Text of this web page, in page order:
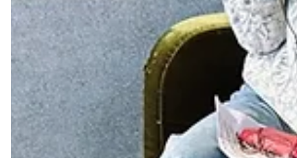
2025年9月5日
街遊公告
《門裡的說書人》系列活動｜這碗「粿」真不簡單！
大姐與社工的議題女子會
展覽中，我們把無家經驗者的飄泊旅程化成公車路線圖、用珍藏物件／手稿／
照片與文字講故事，而這次的講座裡，我們將請來展覽的其中一位「說書人」
碗粿，以及無家者社工珈羽、議題推廣夥伴兼策展統籌欣容，三人同時現身，
讓展覽中放不下的延伸故事、經驗談，再加碼分享給大家聆聽！